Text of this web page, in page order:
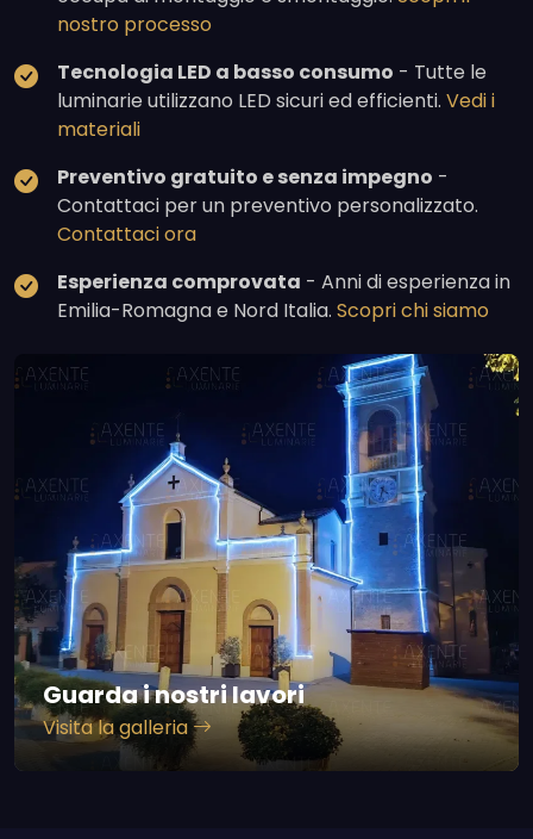
nostro processo
Tecnologia LED a basso consumo - Tutte le
luminarie utilizzano LED sicuri ed efficienti. Vedi i
materiali
Preventivo gratuito e senza impegno -
Contattaci per un preventivo personalizzato.
Contattaci ora
Esperienza comprovata - Anni di esperienza in
Emilia-Romagna e Nord Italia. Scopri chi siamo
Guarda i nostri lavori
Visita la galleria